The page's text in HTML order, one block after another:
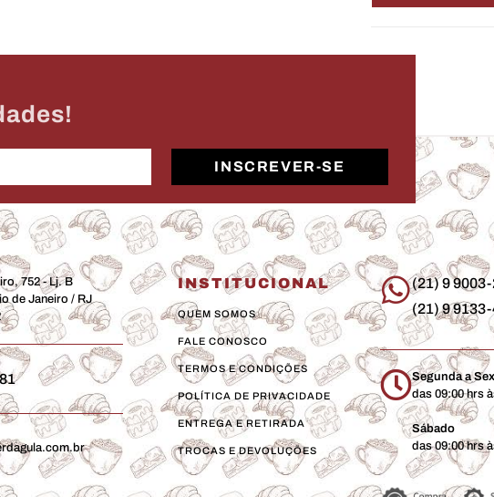
INSCREVER-SE
752 - Lj. B
de Janeiro / RJ
INSTITUCIONAL
QUEM SOMOS
FALE CONOSCO
TERMOS E CONDIÇÕES
POLÍTICA DE PRIVACIDADE
ENTREGA E RETIRADA
TROCAS E DEVOLUÇÕES
(21) 9
(21) 9
Segunda a
das 09:00 hrs
Sábado
das 09:00 hrs